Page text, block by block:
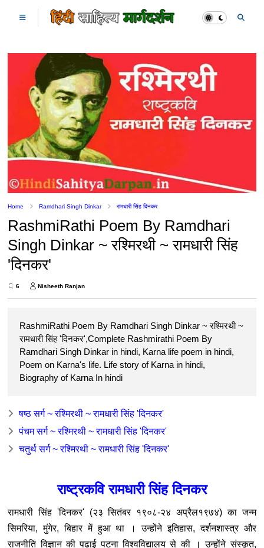
Home Ramdhari Singh Dinkar रामधारी सिंह दिनकर
RashmiRathi Poem By Ramdhari
Singh Dinkar ~ रश्मिरथी ~ रामधारी सिंह
'दिनकर'
6 Nisheeth Ranjan
RashmiRathi Poem By Ramdhari Singh Dinkar ~ रश्मिरथी ~
रामधारी सिंह 'दिनकर',Complete Rashmirathi Poem By
Ramdhari Singh Dinkar in hindi, Karna life poem in hindi,
Poem on Karna's life. Life story of Karna in hindi,
Biography of Karna In hindi
षष्ठ सर्ग ~ रश्मिरथी ~ रामधारी सिंह 'दिनकर'
पंचम सर्ग ~ रश्मिरथी ~ रामधारी सिंह 'दिनकर'
चतुर्थ सर्ग ~ रश्मिरथी ~ रामधारी सिंह 'दिनकर'
राष्ट्रकवि रामधारी सिंह दिनकर
रामधारी सिंह 'दिनकर' (२३ सितंबर १९०८-२४ अप्रैल१९७४) का जन्म
सिमरिया, मुंगेर, बिहार में हुआ था । उन्होंने इतिहास, दर्शनशास्त्र और
राजनीति विज्ञान की पढ़ाई पटना विश्वविद्यालय से की । उन्होंने संस्कृत,